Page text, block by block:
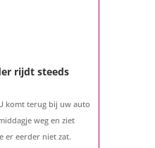
rijdt steeds
komt terug bij uw auto
weg en ziet
er eerder niet zat.